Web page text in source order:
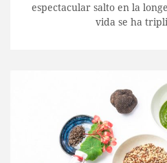
espectacular salto en la
vida se ha